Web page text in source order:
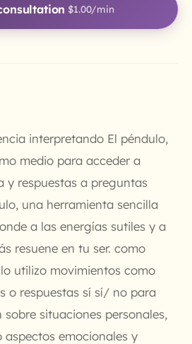
$1.00/min
interpretando El péndulo,
medio para acceder a
y respuestas a preguntas
una herramienta sencilla
a las energías sutiles y a
resuene en tu ser. como
utilizo movimientos como
o respuestas sí sí/ no para
situaciones personales,
aspectos emocionales y